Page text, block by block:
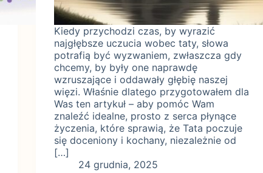
Kiedy przychodzi czas, by wyrazić
najgłębsze uczucia wobec taty, słowa
potrafią być wyzwaniem, zwłaszcza gdy
chcemy, by były one naprawdę
wzruszające i oddawały głębię naszej
więzi. Właśnie dlatego przygotowałem dla
Was ten artykuł – aby pomóc Wam
znaleźć idealne, prosto z serca płynące
życzenia, które sprawią, że Tata poczuje
się doceniony i kochany, niezależnie od
[…]
24 grudnia, 2025